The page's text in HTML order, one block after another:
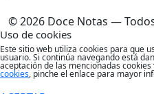
© 2026 Doce Notas —
Uso de cookies
Este sitio web utiliza cookies para que
usuario. Si continúa navegando está
aceptación de las mencionadas
cookies, pinche el enlace para mayor